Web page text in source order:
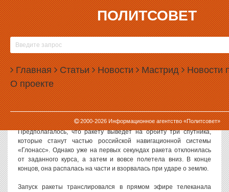
ПОЛИТСОВЕТ
Главная Статьи Новости Мастрид Новости
О проекте
2000-2026Информационное агентство «Политсовет»
02.07.2013, 10:44
«ЧТО-ТО ИДЕТ НЕ ТАК»: РАКЕТА С
«ГЛОНАССОМ» РУХНУЛА В ПРЯМОМ ЭФИРЕ
На космодроме «Байконур» во время запуска рухнула ракета-
носитель «Протон-М», на борту которой находились три
спутника системы «Глонасс». Россияне могли наблюдать
крушение ракеты в прямом эфире.
Запуск «Протона» должен был состояться сегодня утром.
Предполагалось, что ракету выведет на орбиту три спутника,
которые станут частью российской навигационной системы
«Глонасс». Однако уже на первых секундах ракета отклонилась
от заданного курса, а затем и вовсе полетела вниз. В конце
концов, она распалась на части и взорвалась при ударе о землю.
Запуск ракеты транслировался в прямом эфире телеканала